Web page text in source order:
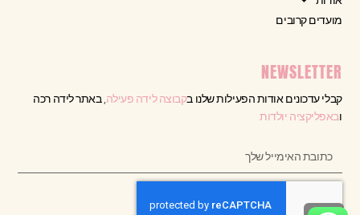
מועדים קרובים
NEWSLETTER
קבלי עדכונים אודות הפעילות שלנו בקבוצה לידה פעילה , באתר לידה רכה
ובאפליקציה יולדות